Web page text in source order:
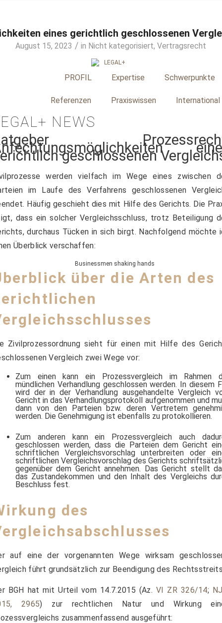
eines gerichtlich geschlossenen
August 15, 2023 / in Nicht kategorisiert,Vertragsrecht
PROFIL Expertise Schwerpunkte
Referenzen Praxiswissen International
NEWS
geschlossenen
werden vielfach im Wege eines zwischen
im Laufe des Verfahrens geschlossenen
Häufig geschieht dies mit Hilfe des Gerichts. Die
dass ein solcher Vergleichsschluss, trotz Beteiligung
durchaus Tücken in sich birgt. Nachfolgend möchte
Überblick verschaffen:
über die Arten des
Zivilprozessordnung sieht für einen mit Hilfe des
Vergleich zwei Wege vor:
Zum einen kann ein Prozessvergleich im Rahmen
mündlichen Verhandlung geschlossen werden. In diesem
wird der in der Verhandlung ausgehandelte Vergleich
Gericht in das Verhandlungsprotokoll aufgenommen und
dann von den Parteien bzw. deren Vertretern
werden. Die Genehmigung ist ebenfalls zu protokollieren.
Zum anderen kann ein Prozessvergleich auch
geschlossen werden, dass die Parteien dem Gericht
schriftlichen Vergleichsvorschlag unterbreiten oder
schriftlichen Vergleichsvorschlag des Gerichts
gegenüber dem Gericht annehmen. Das Gericht stellt
das Zustandekommen und den Inhalt des Vergleichs
Beschluss fest.
des
auf eine der vorgenannten Wege wirksam
führt grundsätzlich zur Beendigung des
BGH hat mit Urteil vom 14.7.2015 (Az. VI ZR 326/14;
2965) zur rechtlichen Natur und Wirkung
zusammenfassend ausgeführt: